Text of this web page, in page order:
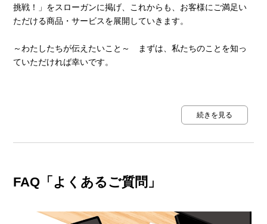
挑戦！」をスローガンに掲げ、これからも、お客様にご満足い
ただける商品・サービスを展開していきます。
～わたしたちが伝えたいこと～ まずは、私たちのことを知っ
ていただければ幸いです。
続きを見る
FAQ「よくあるご質問」